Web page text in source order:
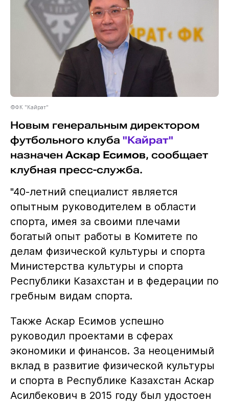
©ФК "Кайрат"
Новым генеральным директором
футбольного клуба "Кайрат"
назначен Аскар Есимов, сообщает
клубная пресс-служба.
"40-летний специалист является
опытным руководителем в области
спорта, имея за своими плечами
богатый опыт работы в Комитете по
делам физической культуры и спорта
Министерства культуры и спорта
Республики Казахстан и в федерации по
гребным видам спорта.
Также Аскар Есимов успешно
руководил проектами в сферах
экономики и финансов. За неоценимый
вклад в развитие физической культуры
и спорта в Республике Казахстан Аскар
Асилбекович в 2015 году был удостоен